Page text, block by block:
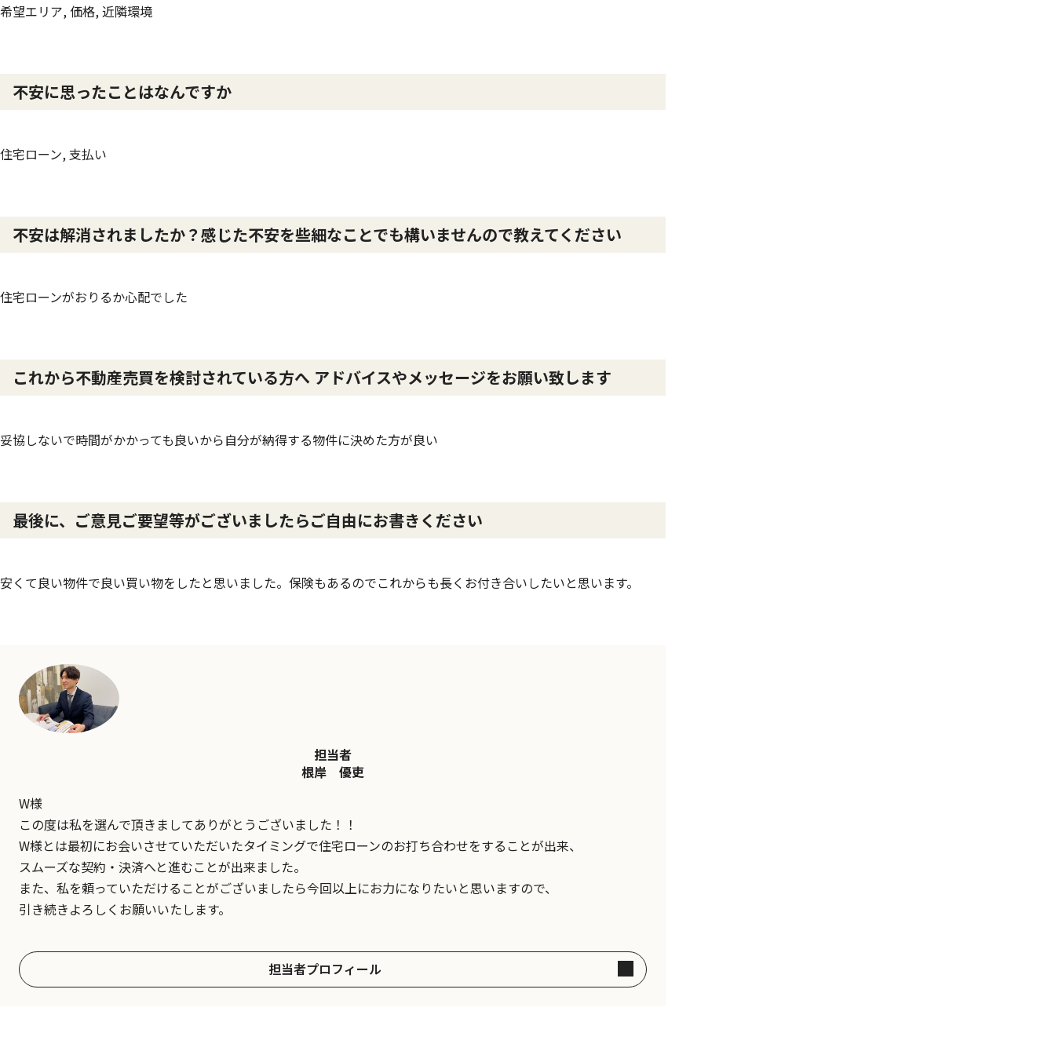
希望エリア, 価格, 近隣環境
不安に思ったことはなんですか
住宅ローン, 支払い
不安は解消されましたか？感じた不安を些細なことでも構いませんので教えてください
住宅ローンがおりるか心配でした
これから不動産売買を検討されている方へ アドバイスやメッセージをお願い致します
妥協しないで時間がかかっても良いから自分が納得する物件に決めた方が良い
最後に、ご意見ご要望等がございましたらご自由にお書きください
安くて良い物件で良い買い物をしたと思いました。保険もあるのでこれからも長くお付き合いしたいと思います。
担当者
根岸 優吏
W様
この度は私を選んで頂きましてありがとうございました！！
W様とは最初にお会いさせていただいたタイミングで住宅ローンのお打ち合わせをすることが出来、
スムーズな契約・決済へと進むことが出来ました。
また、私を頼っていただけることがございましたら今回以上にお力になりたいと思いますので、
引き続きよろしくお願いいたします。
担当者プロフィール